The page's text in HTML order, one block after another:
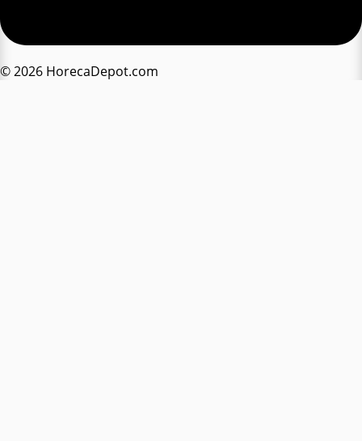
© 2026 HorecaDepot.com